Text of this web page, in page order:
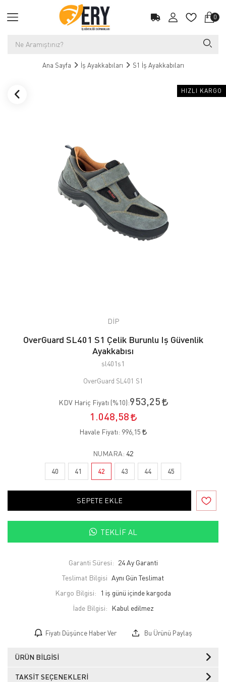
0
Ana Sayfa İş Ayakkabıları S1 İş Ayakkabıları
HIZLI KARGO
DİP
OverGuard SL401 S1 Çelik Burunlu Iş Güvenlik
Ayakkabısı
sl401s1
OverGuard SL401 S1
KDV Hariç Fiyatı (%10):953,25
1.048,58
Havale Fiyatı: 996,15
NUMARA: 42
40 41 42 43 44 45
SEPETE EKLE
TEKLIF AL
Garanti Süresi: 24 Ay Garanti
Teslimat Bilgisi Aynı Gün Teslimat
Kargo Bilgisi:
1 iş günü içinde kargoda
İade Bilgisi:
Fiyatı Düşünce Haber Ver Bu Ürünü Paylaş
ÜRÜN BILGISI
TAKSIT SEÇENEKLERI